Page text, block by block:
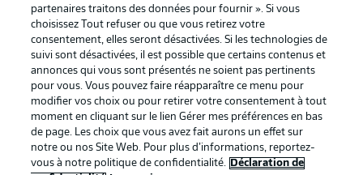
Football as it's meant to be
BUNDESLIGA APP
partenaires traitons des données pour fournir ». Si vous
choisissez Tout refuser ou que vous retirez votre
consentement, elles seront désactivées. Si les technologies de
suivi sont désactivées, il est possible que certains contenus et
annonces qui vous sont présentés ne soient pas pertinents
pour vous. Vous pouvez faire réapparaître ce menu pour
modifier vos choix ou pour retirer votre consentement à tout
moment en cliquant sur le lien Gérer mes préférences en bas
de page. Les choix que vous avez fait aurons un effet sur
notre ou nos Site Web. Pour plus d’informations, reportez-
vous à notre politique de confidentialité.
Déclaration de